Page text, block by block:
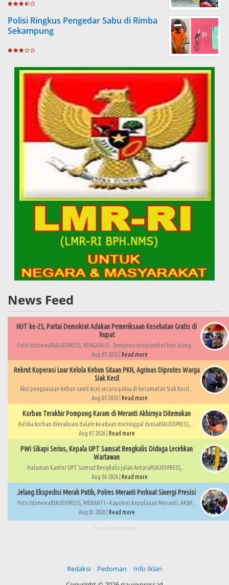
Polisi Ringkus Pengedar Sabu di Rimba
Sekampung
News Feed
HUT ke-25, Partai Demokrat Adakan Pemeriksaan Kesehatan Gratis di
Rupat
Foto IstimewaRIAUEXPRESS, BENGKALIS - Sempena menyambut hari ulang...
Aug 07 2026 | Read more
Rekrut Koperasi Luar Kelola Kebun Sitaan PKH, Agrinas Diprotes Warga
Siak Kecil
Aksi penguasaan kebun sawit Acin secara paksa di kecamatan Siak Kecil...
Aug 07 2026 | Read more
Korban Terakhir Pompong Karam di Meranti Akhirnya Ditemukan
Ketika korban dievakuasi dalam keadaan meninggal duniaRIAUEXPRESS,...
Aug 07 2026 | Read more
PWI Sikapi Serius, Kepala UPT Samsat Bengkalis Diduga Lecehkan
Wartawan
Halaman Kantor UPT Samsat Bengkalis jalan AntaraRIAUEXPRESS,...
Aug 06 2026 | Read more
Jelang Ekspedisi Merah Putih, Polres Meranti Perkuat Sinergi Presisi
Foto IstimewaRIAUEXPRESS, MERANTI – Kapolres Kepulauan Meranti, AKBP...
Aug 05 2026 | Read more
Recent Posts Widget
Redaksi Pedoman
Info Iklan